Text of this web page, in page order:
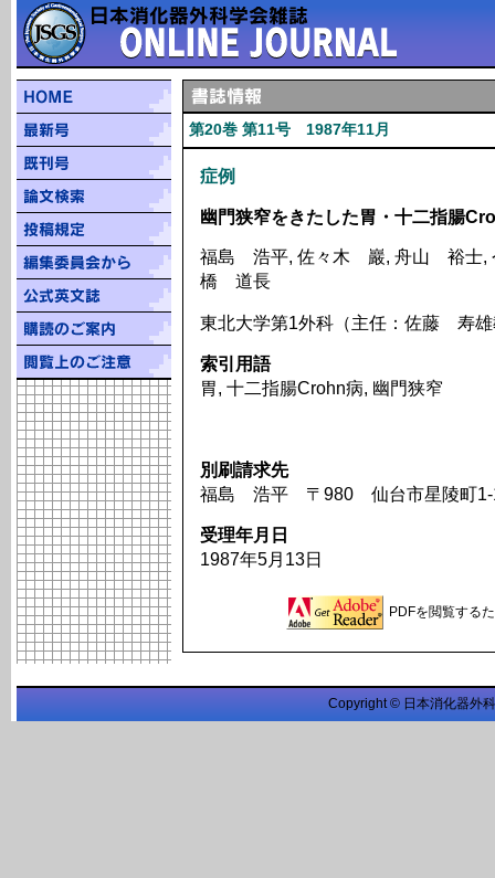
第20巻 第11号 1987年11月
症例
幽門狭窄をきたした胃・十二指腸
福島 浩平, 佐々木 巖, 舟山 裕士,
橋 道長
東北大学第1外科（主任：佐藤 寿雄
索引用語
胃, 十二指腸Crohn病, 幽門狭窄
別刷請求先
福島 浩平 〒980 仙台市星陵町1-
受理年月日
1987年5月13日
PDFを閲覧する
Copyright © 日本消化器外